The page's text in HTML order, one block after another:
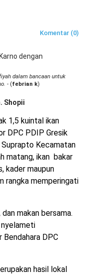
Komentar (0)
dalam bancaan untuk
- (febrian k)
Shopii
1,5 kuintal ikan
DPC PDIP Gresik
Kecamatan
matang, ikan bakar
kader maupun
rangka memperingati
dan makan bersama.
nyelameti
Bendahara DPC
hasil lokal